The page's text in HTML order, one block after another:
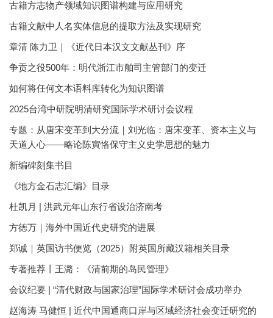
古籍方志物产领域知识图谱构建与应用研究
古籍文献中人名实体信息的提取方法及实现研究
章清 陈力卫｜《近代日本汉文文献丛刊》序
争贡之役500年：明代浙江市舶司主管部门的变迁
如何将任何文本语料库转化为知识图谱
2025台湾中研院明清研究国际学术研讨会议程
专题：从唐宋变革到大分流｜刘光临：唐宋变革、资本主义与
天道人心——略论陈寅恪保守主义史学思想的魅力
新编碑刻集书目
《地方金石志汇编》目录
杜凯月 | 洪武元年山东行省设治济南考
方徳万｜海外中国近代史研究的进展
郑诚｜英国访书便览（2025）附英国所藏汉籍相关目录
专著推荐丨王潞：《清前期的岛民管理》
会议纪要 | “清代财政与国家治理”国际学术研讨会成功举办
赵海涛 马健恒 | 近代中国通商口岸与区域经济社会变迁研究的